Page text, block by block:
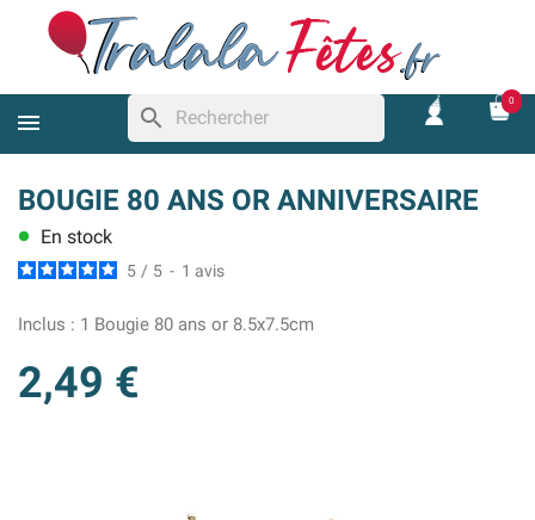
search
0
BOUGIE 80 ANS OR ANNIVERSAIRE
lens En stock
5 / 5 - 1 avis
Inclus : 1 Bougie 80 ans or 8.5x7.5cm
2,49 €